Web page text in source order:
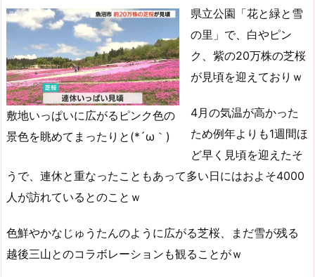
敷地いっぱいに広がるピンク色の
景色を眺めてまったりと(*´ω｀)
県立公園「花と緑と雪
の里」で、白やピン
ク、紫の20万株の芝桜
が見頃を迎えておりｗ
4月の気温が高かった
ため例年よりも1週間ほ
ど早く見頃を迎えたそ
うで、連休と重なったこともあって多い日にはおよそ4000
人が訪れているとのことｗ
色鮮やかなじゅうたんのように広がる芝桜、まだ雪が残る
越後三山とのコラボレーションも観ることがｗ